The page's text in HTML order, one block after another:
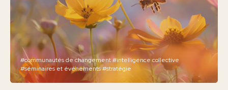
#communautés de changement#intelligence collective
#séminaires et événements#stratégie